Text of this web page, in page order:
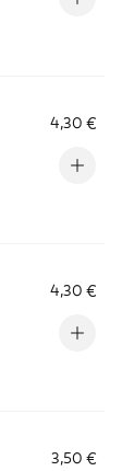
4,30 €
4,30 €
3,50 €